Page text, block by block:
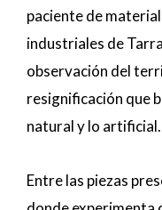
paciente de
industriales de
observación del
resignificación que
natural y lo artificial.
Entre las piezas